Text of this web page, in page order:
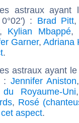
astraux ayant
: Brad Pitt
, Kylian Mbappé,
Garner, Adriana
.
astraux ayant
: Jennifer Aniston
Royaume-Uni
, Rosé
aspect.